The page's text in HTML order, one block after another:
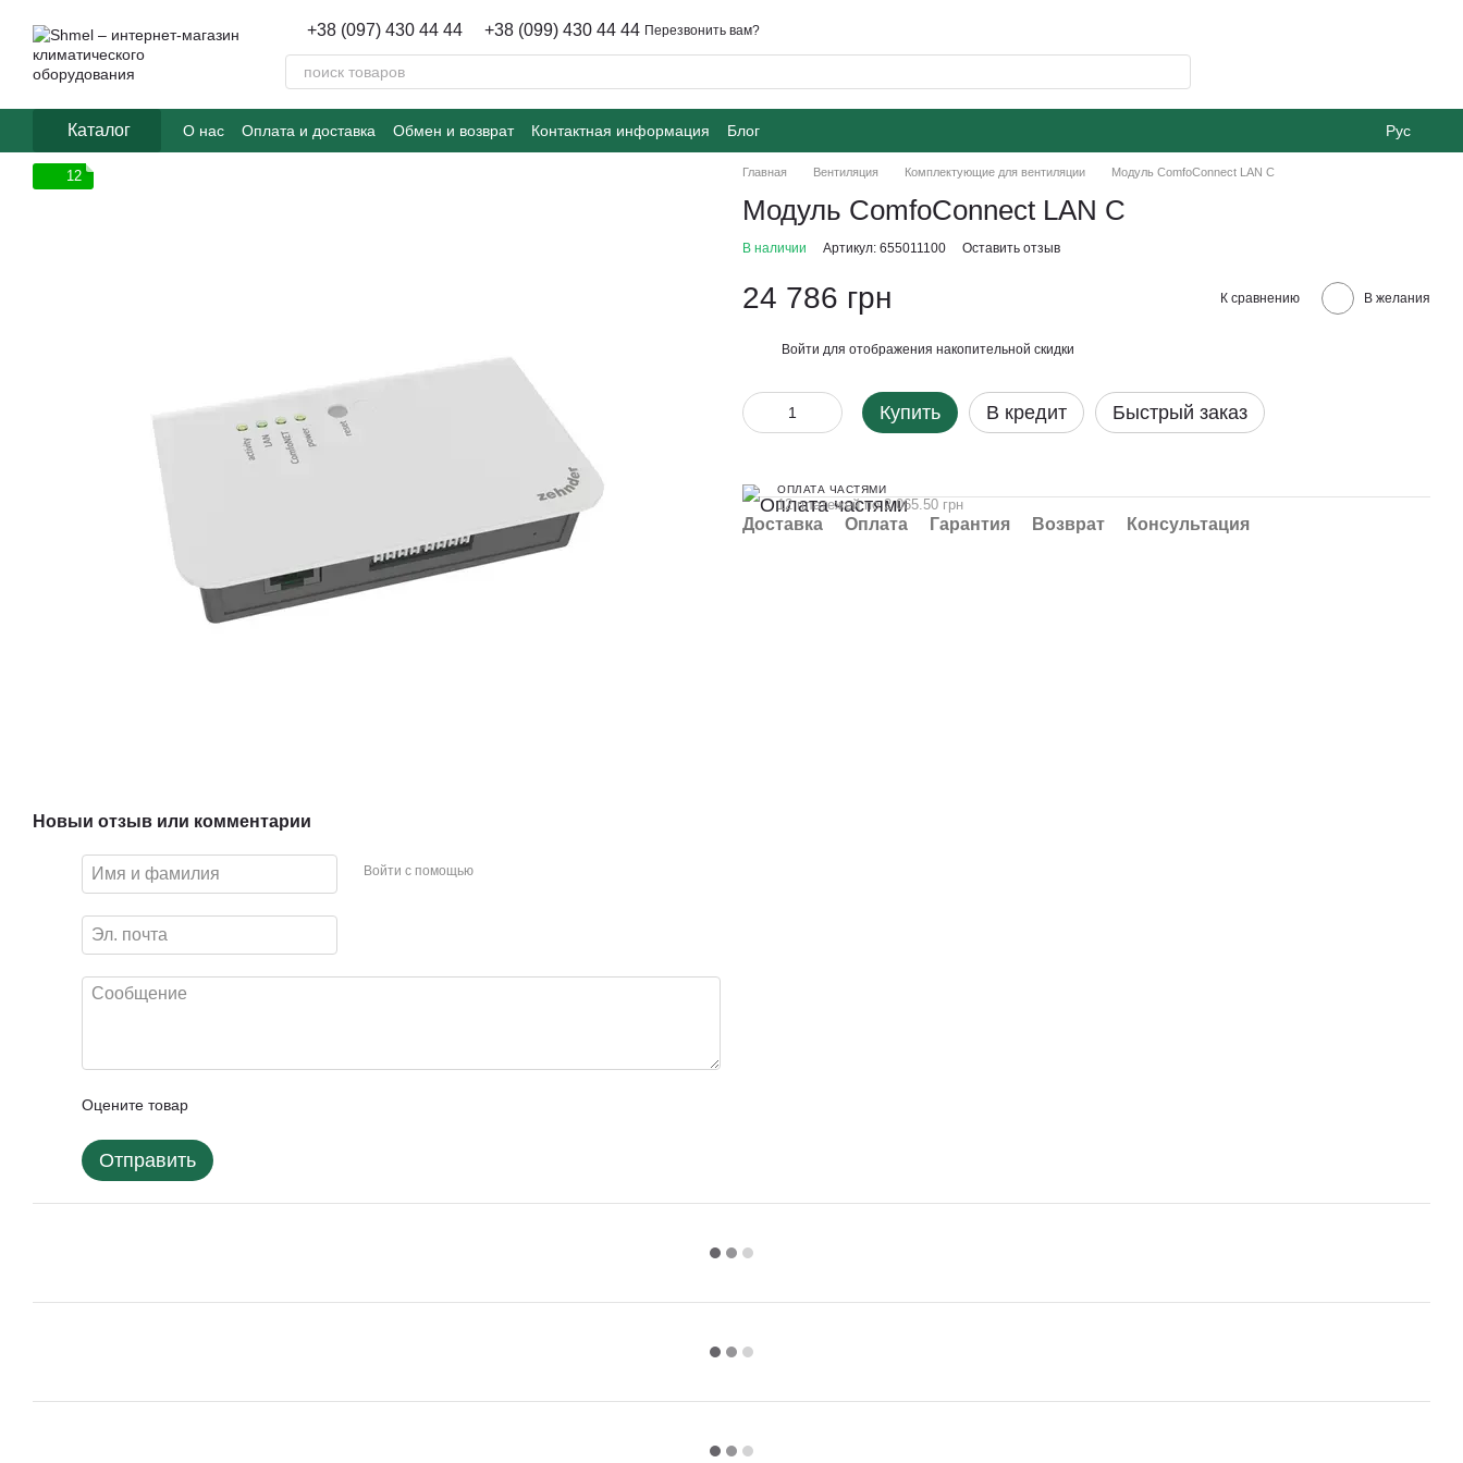
+38 (097) 430 44 44 +38 (099) 430 44 44 Перезвонить вам?
Каталог О нас Оплата и доставка Обмен и возврат Контактная информация Блог Рус
12
Новый отзыв или комментарий
Войти с помощью
Оцените товар
Отправить
Главная Вентиляция Комплектующие для вентиляции Модуль ComfoConnect LAN C
Модуль ComfoConnect LAN C
В наличии Артикул: 655011100 Оставить отзыв
24 786 грн К сравнению В желания
Войти для отображения накопительной скидки
Купить В кредит Быстрый заказ
ОПЛАТА ЧАСТЯМИ
12 платежей по 2 065.50 грн
Доставка Оплата Гарантия Возврат Консультация